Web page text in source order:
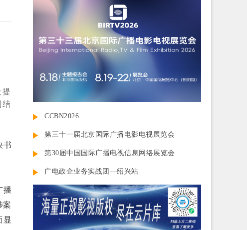
书
播
案
显
CCBN2026
第三十一届北京国际广播电影电视展览会
第30届中国国际广播电视信息网络展览会
广电政企业务实战团—绍兴站